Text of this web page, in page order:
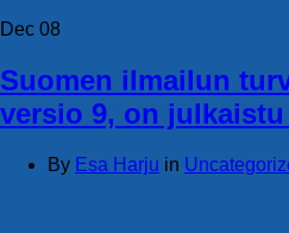
Dec 08
Suomen ilmailun
versio 9, on julkaistu
By Esa Harju in